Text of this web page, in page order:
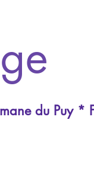
du Puy *